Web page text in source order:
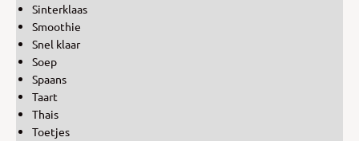
Sinterklaas
Smoothie
Snel klaar
Soep
Spaans
Taart
Thais
Toetjes